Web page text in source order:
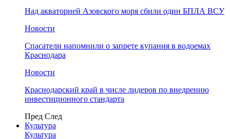
Над акваторией Азовского моря сбили один БПЛА ВСУ
Новости
Спасатели напомнили о запрете купания в водоемах
Краснодара
Новости
Краснодарский край в числе лидеров по внедрению
инвестиционного стандарта
Пред След
Культура
Культура